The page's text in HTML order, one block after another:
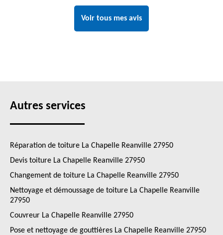
Voir tous mes avis
Autres services
Réparation de toiture La Chapelle Reanville 27950
Devis toiture La Chapelle Reanville 27950
Changement de toiture La Chapelle Reanville 27950
Nettoyage et démoussage de toiture La Chapelle Reanville
27950
Couvreur La Chapelle Reanville 27950
Pose et nettoyage de gouttières La Chapelle Reanville 27950